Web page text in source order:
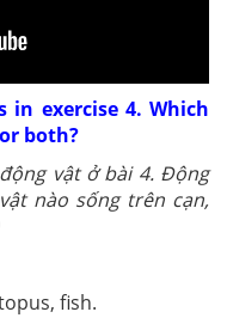
in exercise 4. Which
both?
vật ở bài 4. Động
nào sống trên cạn,
fish.